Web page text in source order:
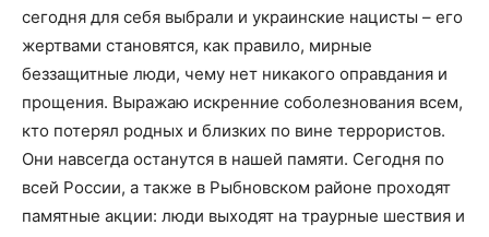
сегодня для себя выбрали и украинские нацисты – его
жертвами становятся, как правило, мирные
беззащитные люди, чему нет никакого оправдания и
прощения. Выражаю искренние соболезнования всем,
кто потерял родных и близких по вине террористов.
Они навсегда останутся в нашей памяти. Сегодня по
всей России, а также в Рыбновском районе проходят
памятные акции: люди выходят на траурные шествия и